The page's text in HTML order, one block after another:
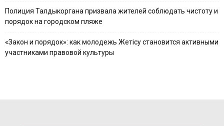
Полиция Талдыкоргана призвала жителей соблюдать чистоту и
порядок на городском пляже
«Закон и порядок»: как молодежь Жетісу становится активными
участниками правовой культуры